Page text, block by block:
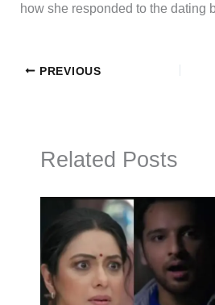
how she responded to the dating
PREVIOUS
Related Posts